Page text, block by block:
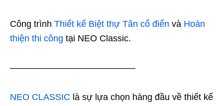
Công trình Thiết kế Biệt thự Tân cổ điển và Hoàn
thiện thi công tại NEO Classic.
——————————————
NEO CLASSIC là sự lựa chọn hàng đầu về thiết kế